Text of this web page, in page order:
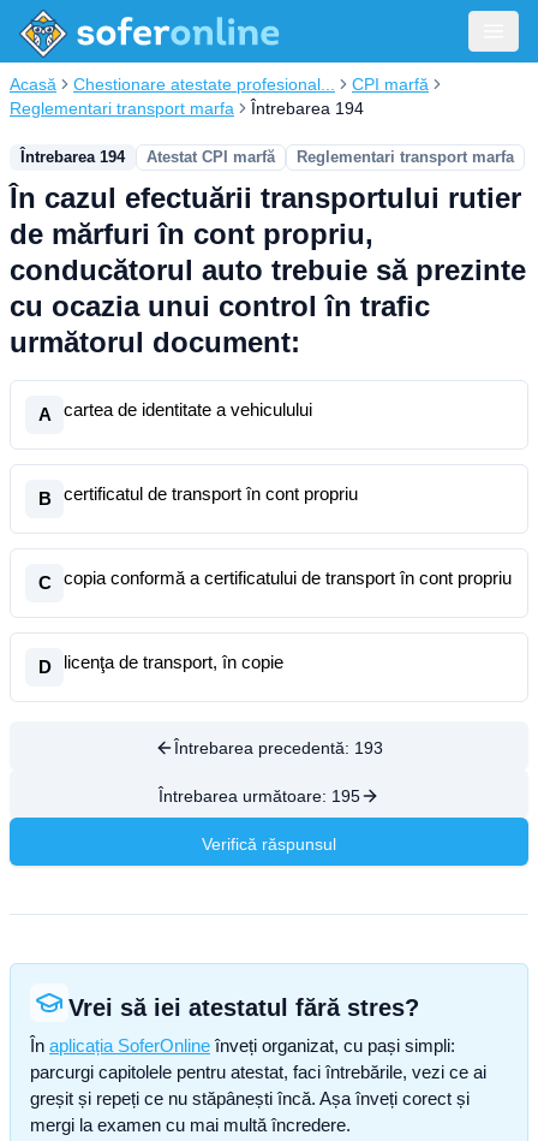
Acasă Chestionare atestate profesional...
CPI marfă
Reglementari transport marfa
Întrebarea 194
Întrebarea 194 Atestat CPI marfă Reglementari transport marfa
În cazul efectuării transportului rutier
de mărfuri în cont propriu,
conducătorul auto trebuie să prezinte
cu ocazia unui control în trafic
următorul document:
A cartea de identitate a vehiculului
B certificatul de transport în cont propriu
C copia conformă a certificatului de transport în cont propriu
D licenţa de transport, în copie
Întrebarea precedentă: 193
Întrebarea următoare: 195
Verifică răspunsul
Vrei să iei atestatul fără stres?
În aplicația SoferOnline înveți organizat, cu pași simpli:
parcurgi capitolele pentru atestat, faci întrebările, vezi ce ai
greșit și repeți ce nu stăpânești încă. Așa înveți corect și
mergi la examen cu mai multă încredere.